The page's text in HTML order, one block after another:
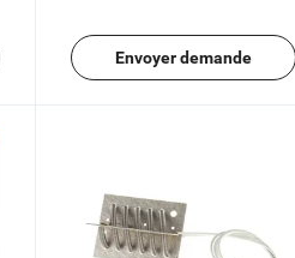
Envoyer demande